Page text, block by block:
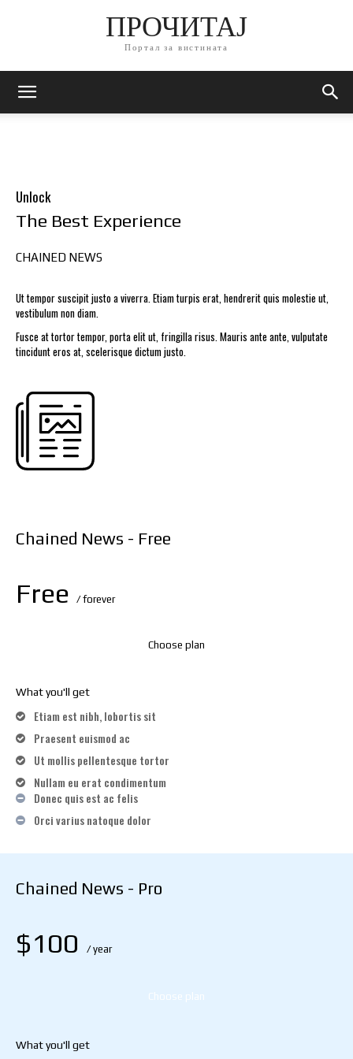
ПРОЧИТАЈ
Портал за вистината
Unlock
The Best Experience
CHAINED NEWS
Ut tempor suscipit justo a viverra. Etiam turpis erat, hendrerit quis molestie ut,
vestibulum non diam.
Fusce at tortor tempor, porta elit ut, fringilla risus. Mauris ante ante, vulputate
tincidunt eros at, scelerisque dictum justo.
Chained News - Free
Free / forever
Choose plan
What you'll get
Etiam est nibh, lobortis sit
Praesent euismod ac
Ut mollis pellentesque tortor
Nullam eu erat condimentum
Donec quis est ac felis
Orci varius natoque dolor
Chained News - Pro
$100 / yearplaceholder text
Choose plan
What you'll get